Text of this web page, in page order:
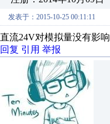
发表于：2015-10-25 00:11:11
直流24V对模拟量没有影响
回复 引用 举报